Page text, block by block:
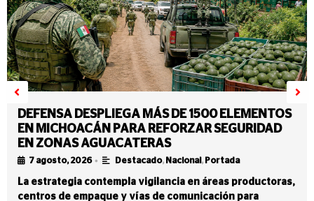
DEFENSA DESPLIEGA MÁS DE 1500 ELEMENTOS
EN MICHOACÁN PARA REFORZAR SEGURIDAD
EN ZONAS AGUACATERAS
7 agosto, 2026 • Destacado, Nacional , Portada
La estrategia contempla vigilancia en áreas productoras,
centros de empaque y vías de comunicación para